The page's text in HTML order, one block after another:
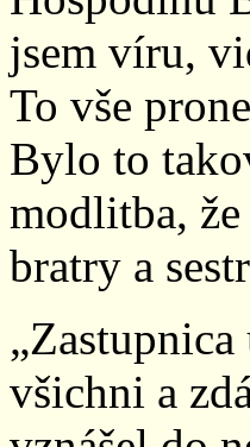
jsem víru,
To vše
Bylo to
modlitba,
bratry a
všichni a